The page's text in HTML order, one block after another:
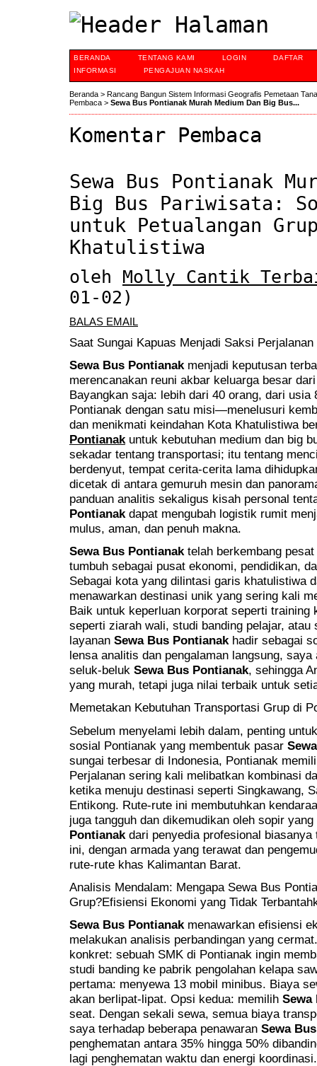
BERANDA TENTANG KAMI LOGIN
DAFTAR
INFORMASI
PENGAJUAN NASKAH
Beranda > Rancang Bangun Sistem Informasi Geografis Pemetaan
Pembaca > Sewa Bus Pontianak Murah Medium Dan Big Bus...
Komentar Pembaca
Sewa Bus Pontianak
Big Bus Pariwisata:
untuk Petualangan
Khatulistiwa
oleh Molly Cantik
01-02)
BALAS EMAIL
Saat Sungai Kapuas Menjadi Saksi
Sewa Bus Pontianakmenjadi keputusan
merencanakan reuni akbar keluarga besar
Bayangkan saja: lebih dari 40 orang, dari usia
Pontianak dengan satu misi—menelusuri
dan menikmati keindahan Kota Khatulistiwa
Pontianakuntuk kebutuhan medium dan big
sekadar tentang transportasi; itu tentang
berdenyut, tempat cerita-cerita lama
dicetak di antara gemuruh mesin dan
panduan analitis sekaligus kisah personal
Pontianakdapat mengubah logistik rumit
mulus, aman, dan penuh makna.
Sewa Bus Pontianaktelah berkembang
tumbuh sebagai pusat ekonomi, pendidikan,
Sebagai kota yang dilintasi garis khatulistiwa
menawarkan destinasi unik yang sering kali
Baik untuk keperluan korporat seperti training
seperti ziarah wali, studi banding pelajar, atau
layanan Sewa Bus Pontianakhadir sebagai
lensa analitis dan pengalaman langsung,
seluk-beluk Sewa Bus Pontianak, sehingga
yang murah, tetapi juga nilai terbaik untuk
Memetakan Kebutuhan Transportasi Grup di
Sebelum menyelami lebih dalam, penting
sosial Pontianak yang membentuk pasar
sungai terbesar di Indonesia, Pontianak
Perjalanan sering kali melibatkan kombinasi
ketika menuju destinasi seperti Singkawang,
Entikong. Rute-rute ini membutuhkan
juga tangguh dan dikemudikan oleh sopir
Pontianak dari penyedia profesional
ini, dengan armada yang terawat dan
rute-rute khas Kalimantan Barat.
Analisis Mendalam: Mengapa Sewa Bus
Grup?Efisiensi Ekonomi yang Tidak
Sewa Bus Pontianak menawarkan efisiensi
melakukan analisis perbandingan yang
konkret: sebuah SMK di Pontianak ingin
studi banding ke pabrik pengolahan kelapa
pertama: menyewa 13 mobil minibus. Biaya
akan berlipat-lipat. Opsi kedua: memilih Sewa
seat. Dengan sekali sewa, semua biaya
saya terhadap beberapa penawaran Sewa
penghematan antara 35% hingga 50%
lagi penghematan waktu dan energi koordinasi.